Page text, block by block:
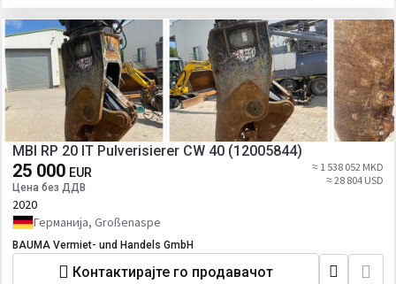
MBI RP 20 IT Pulverisierer CW 40 (12005844)
25 000 EUR
Цена без ДДВ
≈ 1 538 052 MKD
≈ 28 804 USD
2020
Германија, Großenaspe
BAUMA Vermiet- und Handels GmbH
Контактирајте го продавачот